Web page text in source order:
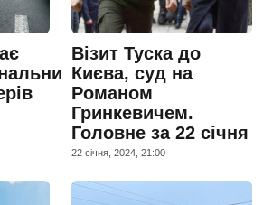
Візит Туска до
Києва, суд на
Романом
Гринкевичем.
Головне за 22 січня
22 сiчня, 2024, 21:00